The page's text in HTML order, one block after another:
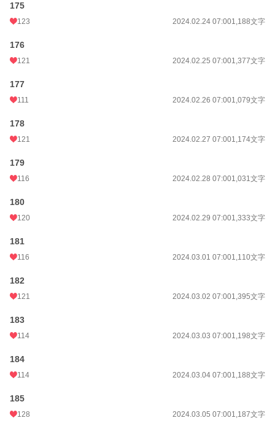
175
123 2024.02.24 07:001,188文字
176
121 2024.02.25 07:001,377文字
177
111 2024.02.26 07:001,079文字
178
121 2024.02.27 07:001,174文字
179
116 2024.02.28 07:001,031文字
180
120 2024.02.29 07:001,333文字
181
116 2024.03.01 07:001,110文字
182
121 2024.03.02 07:001,395文字
183
114 2024.03.03 07:001,198文字
184
114 2024.03.04 07:001,188文字
185
128 2024.03.05 07:001,187文字